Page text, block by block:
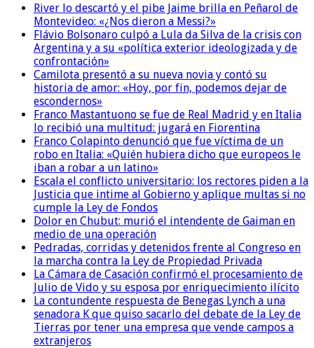
River lo descartó y el pibe Jaime brilla en Peñarol de
Montevideo: «¿Nos dieron a Messi?»
Flávio Bolsonaro culpó a Lula da Silva de la crisis con
Argentina y a su «política exterior ideologizada y de
confrontación»
Camilota presentó a su nueva novia y contó su
historia de amor: «Hoy, por fin, podemos dejar de
escondernos»
Franco Mastantuono se fue de Real Madrid y en Italia
lo recibió una multitud: jugará en Fiorentina
Franco Colapinto denunció que fue víctima de un
robo en Italia: «Quién hubiera dicho que europeos le
iban a robar a un latino»
Escala el conflicto universitario: los rectores piden a la
Justicia que intime al Gobierno y aplique multas si no
cumple la Ley de Fondos
Dolor en Chubut: murió el intendente de Gaiman en
medio de una operación
Pedradas, corridas y detenidos frente al Congreso en
la marcha contra la Ley de Propiedad Privada
La Cámara de Casación confirmó el procesamiento de
Julio de Vido y su esposa por enriquecimiento ilícito
La contundente respuesta de Benegas Lynch a una
senadora K que quiso sacarlo del debate de la Ley de
Tierras por tener una empresa que vende campos a
extranjeros